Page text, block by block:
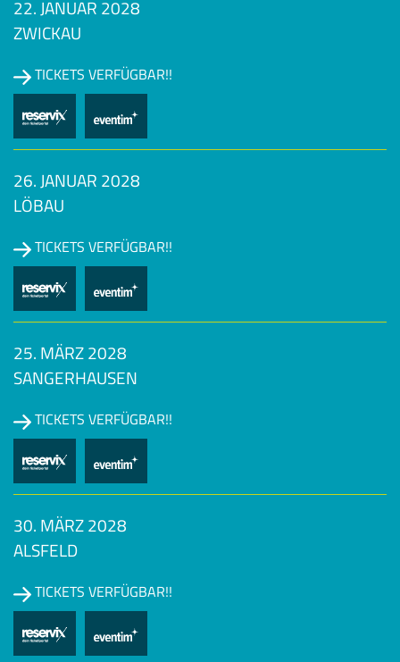
22. JANUAR 2028
ZWICKAU
TICKETS VERFÜGBAR!!
26. JANUAR 2028
LÖBAU
TICKETS VERFÜGBAR!!
25. MÄRZ 2028
SANGERHAUSEN
TICKETS VERFÜGBAR!!
30. MÄRZ 2028
ALSFELD
TICKETS VERFÜGBAR!!